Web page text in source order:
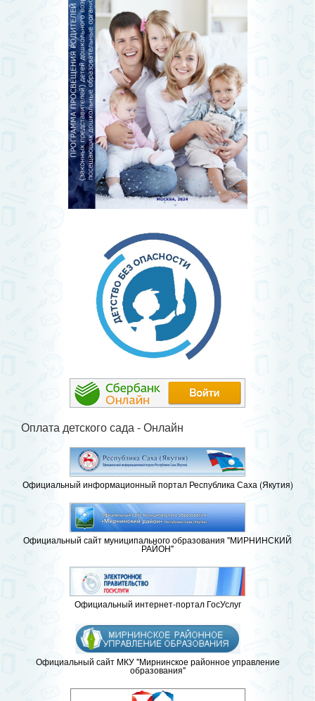
Оплата детского сада - Онлайн
Официальный информационный портал Республика Саха (Якутия)
Официальный сайт муниципального образования "МИРНИНСКИЙ
РАЙОН"
Официальный интернет-портал ГосУслуг
Официальный сайт МКУ "Мирнинское районное управление
образования"